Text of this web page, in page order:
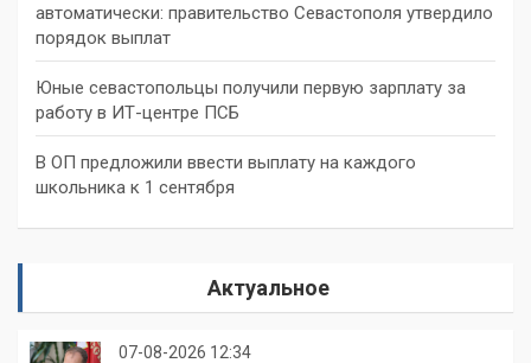
автоматически: правительство Севастополя утвердило
порядок выплат
Юные севастопольцы получили первую зарплату за
работу в ИТ-центре ПСБ
В ОП предложили ввести выплату на каждого
школьника к 1 сентября
Актуальное
07-08-2026 12:34